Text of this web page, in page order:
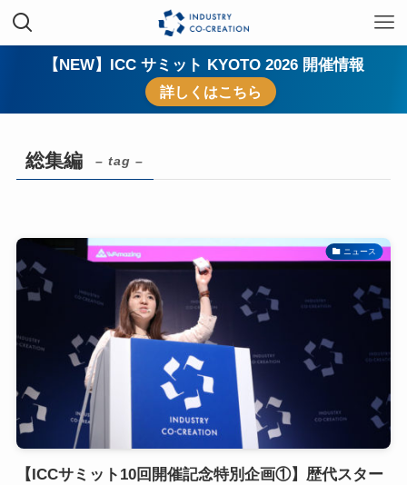
【NEW】ICC サミット KYOTO 2026 開催情報
詳しくはこちら
総集編 – tag –
ニュース
【ICCサミット10回開催記念特別企画①】歴代スター